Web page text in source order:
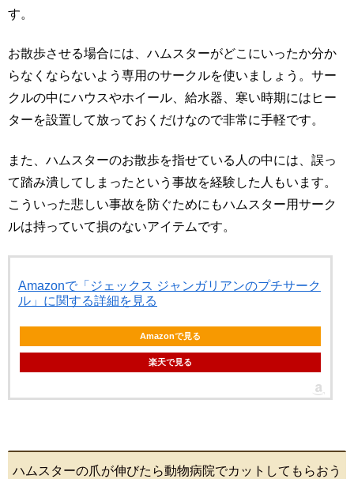
す。
お散歩させる場合には、ハムスターがどこにいったか分か
らなくならないよう専用のサークルを使いましょう。サー
クルの中にハウスやホイール、給水器、寒い時期にはヒー
ターを設置して放っておくだけなので非常に手軽です。
また、ハムスターのお散歩を指せている人の中には、誤っ
て踏み潰してしまったという事故を経験した人もいます。
こういった悲しい事故を防ぐためにもハムスター用サーク
ルは持っていて損のないアイテムです。
Amazonで「ジェックス ジャンガリアンのプチサーク
ル」に関する詳細を見る
Amazonで見る
楽天で見る
ハムスターの爪が伸びたら動物病院でカットしてもらおう